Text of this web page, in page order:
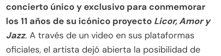
concierto único y exclusivo para conmemorar
los 11 años de su icónico proyecto Licor, Amor y
Jazz. A través de un video en sus plataformas
oficiales, el artista dejó abierta la posibilidad de